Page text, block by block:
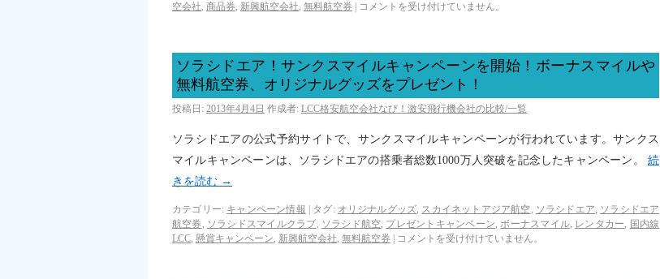
空会社, 商品券, 新興航空会社, 無料航空券 コメントを受け付けていません。
ソラシドエア！サンクスマイルキャンペーンを開始！ボーナスマイルや
無料航空券、オリジナルグッズをプレゼント！
投稿日: 2013年4月4日 作成者: LCC格安航空会社なび！激安飛行機会社の比較/一覧
ソラシドエアの公式予約サイトで、サンクスマイルキャンペーンが行われています。サンクス
マイルキャンペーンは、ソラシドエアの搭乗者総数1000万人突破を記念したキャンペーン。 続
きを読む →
カテゴリー: キャンペーン情報 タグ: オリジナルグッズ, スカイネットアジア航空, ソラシドエア, ソラシドエア
航空券 , ソラシドスマイルクラブ, ソラシド航空, プレゼントキャンペーン,ボーナスマイル, レンタカー, 国内線
LCC, 懸賞キャンペーン, 新興航空会社, 無料航空券 コメントを受け付けていません。